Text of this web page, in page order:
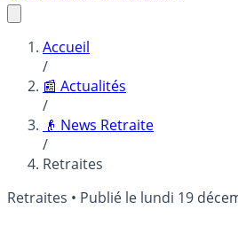
Accueil
/
📰 Actualités
/
👴 News Retraite
/
Retraites
Retraites • Publié le lundi 19